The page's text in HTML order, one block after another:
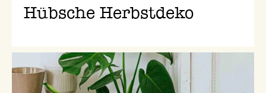
Hübsche Herbstdeko